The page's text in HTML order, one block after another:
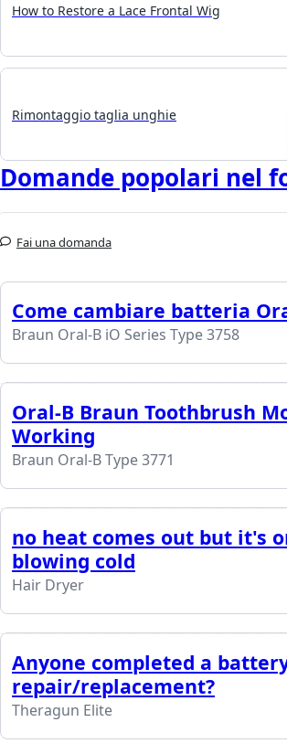
How to Restore a Lace Frontal Wig
Rimontaggio taglia unghie
Domande popolari nel
Fai una domanda
Come cambiare batteria
Braun Oral-B iO Series Type 3758
Oral-B Braun Toothbrush
Working
Braun Oral-B Type 3771
no heat comes out but it's
blowing cold
Hair Dryer
Anyone completed a
repair/replacement?
Theragun Elite